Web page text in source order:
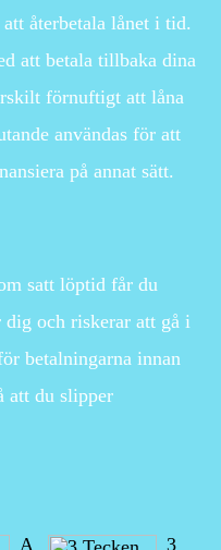
återbetala lånet i tid.
att betala tillbaka dina
förnuftigt att låna
användas för att
på annat sätt.
satt löptid får du
och riskerar att gå i
betalningarna innan
att du slipper
A
3